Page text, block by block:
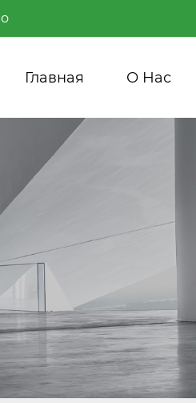
Главная О Нас